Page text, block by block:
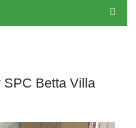
Betta Villa